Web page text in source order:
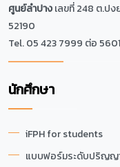
ศูนย์ลำปางเลขที่ 248 ต.ปง
52190
Tel. 05 423 7999 ต่อ
นักศึกษา
iFPH for students
แบบฟอร์มระดับปริญญ